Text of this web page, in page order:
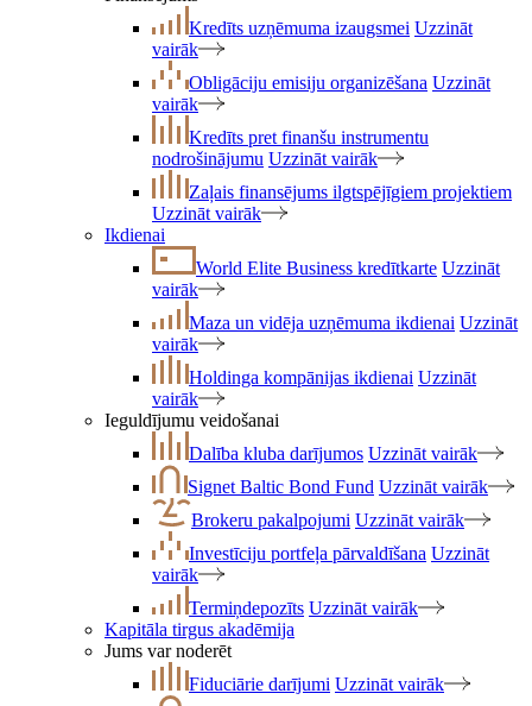
Kredīts uzņēmuma izaugsmei Uzzināt
vairāk
Obligāciju emisiju organizēšana Uzzināt
vairāk
Kredīts pret finanšu instrumentu
nodrošinājumu Uzzināt vairāk
Zaļais finansējums ilgtspējīgiem projektiem
Uzzināt vairāk
Ikdienai
World Elite Business kredītkarte Uzzināt
vairāk
Maza un vidēja uzņēmuma ikdienai Uzzināt
vairāk
Holdinga kompānijas ikdienai Uzzināt
vairāk
Ieguldījumu veidošanai
Dalība kluba darījumos Uzzināt vairāk
Signet Baltic Bond Fund Uzzināt vairāk
Brokeru pakalpojumi Uzzināt vairāk
Investīciju portfeļa pārvaldīšana Uzzināt
vairāk
Termiņdepozīts Uzzināt vairāk
Kapitāla tirgus akadēmija
Jums var noderēt
Fiduciārie darījumi Uzzināt vairāk